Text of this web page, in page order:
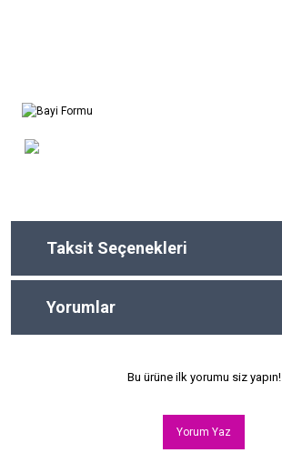
Taksit Seçenekleri
Yorumlar
Bu ürüne ilk yorumu siz yapın!
Yorum Yaz